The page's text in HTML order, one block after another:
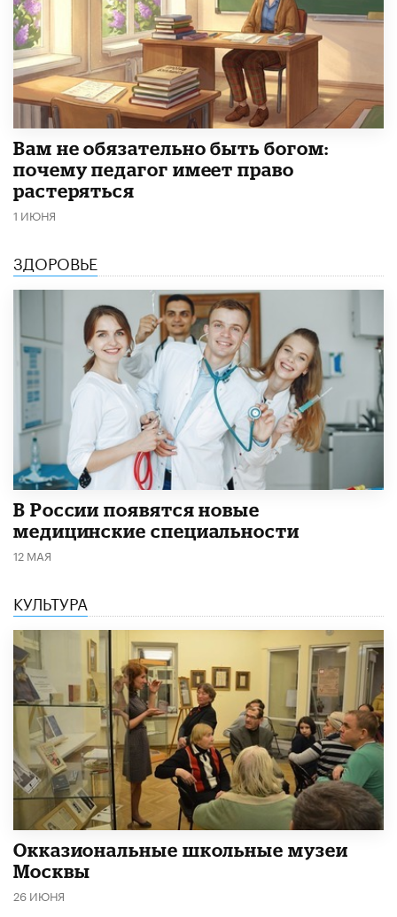
​Вам не обязательно быть богом:
почему педагог имеет право
растеряться
1 ИЮНЯ
ЗДОРОВЬЕ
В России появятся новые
медицинские специальности
12 МАЯ
КУЛЬТУРА
​Окказиональные школьные музеи
Москвы
26 ИЮНЯ